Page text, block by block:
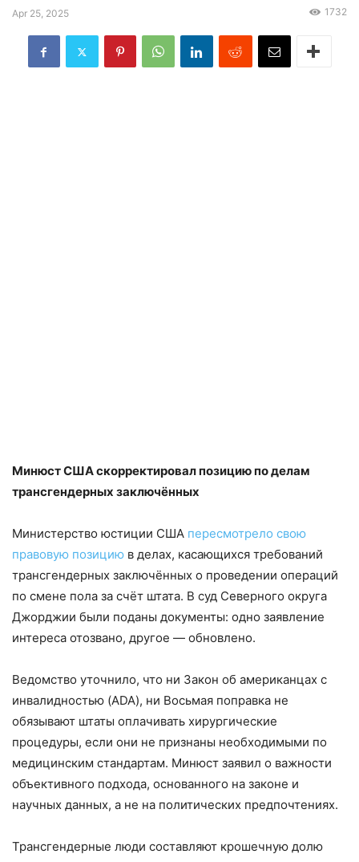
Apr 25, 2025 1732
Минюст США скорректировал позицию по делам
трансгендерных заключённых
Министерство юстиции США пересмотрело свою
правовую позицию в делах, касающихся требований
трансгендерных заключённых о проведении операций
по смене пола за счёт штата. В суд Северного округа
Джорджии были поданы документы: одно заявление
интереса отозвано, другое — обновлено.
Ведомство уточнило, что ни Закон об американцах с
инвалидностью (ADA), ни Восьмая поправка не
обязывают штаты оплачивать хирургические
процедуры, если они не признаны необходимыми по
медицинским стандартам. Минюст заявил о важности
объективного подхода, основанного на законе и
научных данных, а не на политических предпочтениях.
Трансгендерные люди составляют крошечную долю